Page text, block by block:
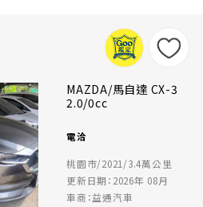
MAZDA/馬自達 CX-3
2.0/0cc
電洽
桃園市/2021/3.4萬公里
更新日期：2026年 08月
車商：益通汽車